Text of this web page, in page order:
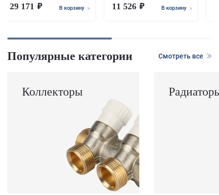
29 171 В корзину 11 526 В корзину
Популярные категории Смотреть все
Коллекторы